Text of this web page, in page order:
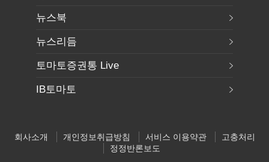
뉴스북
뉴스리듬
토마토증권통 Live
IB토마토
회사소개 개인정보취급방침 서비스 이용약관
고충처리
정정반론보도